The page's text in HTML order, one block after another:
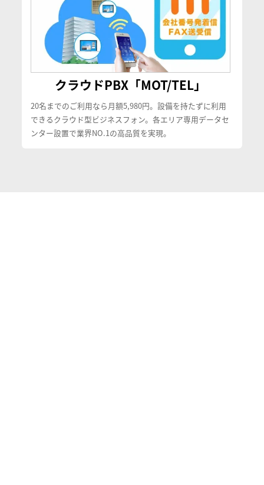
クラウドPBX「MOT/TEL」
20名までのご利用なら月額5,980円。設備を持たずに利用
できるクラウド型ビジネスフォン。各エリア専用データセ
ンター設置で業界NO.1の高品質を実現。